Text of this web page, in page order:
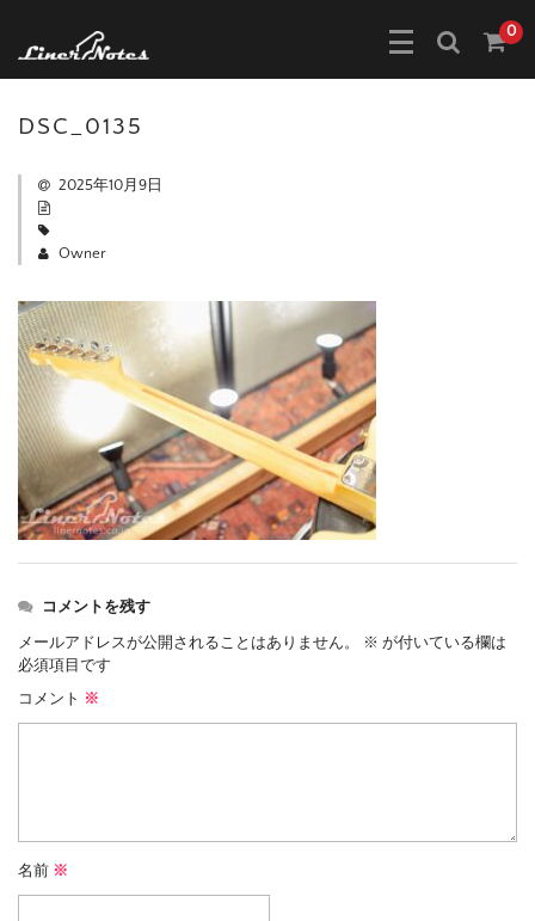
0
DSC_0135
2025年10月9日
Owner
コメントを残す
メールアドレスが公開されることはありません。 ※ が付いている欄は
必須項目です
コメント ※
名前 ※